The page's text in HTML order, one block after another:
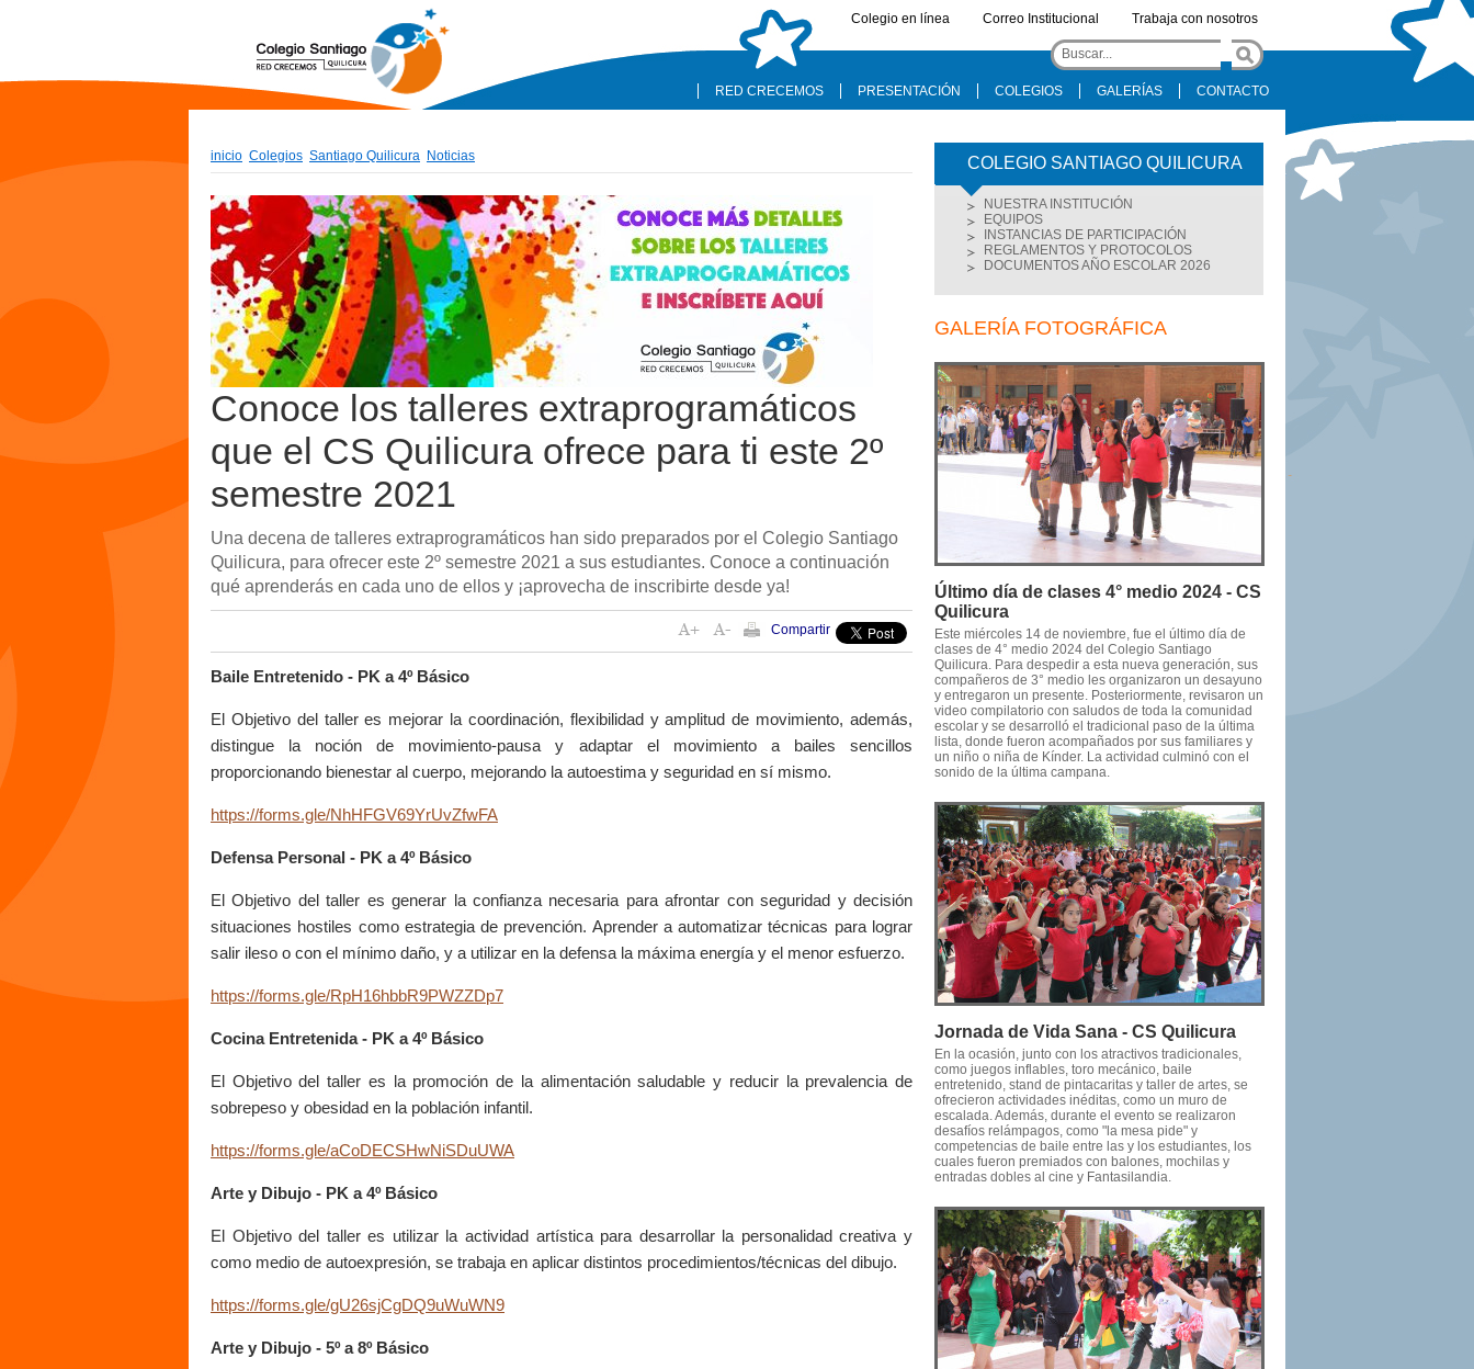
Colegio en línea Correo Institucional Trabaja con nosotros
RED CRECEMOS PRESENTACIÓN COLEGIOS GALERÍAS CONTACTO
inicio Colegios Santiago Quilicura Noticias
Conoce los talleres extraprogramáticos
que el CS Quilicura ofrece para ti este 2º
semestre 2021
Una decena de talleres extraprogramáticos han sido preparados por el Colegio Santiago
Quilicura, para ofrecer este 2º semestre 2021 a sus estudiantes. Conoce a continuación
qué aprenderás en cada uno de ellos y ¡aprovecha de inscribirte desde ya!
Compartir
Baile Entretenido - PK a 4º Básico
El Objetivo del taller es mejorar la coordinación, flexibilidad y amplitud de movimiento, además,
distingue la noción de movimiento-pausa y adaptar el movimiento a bailes sencillos
proporcionando bienestar al cuerpo, mejorando la autoestima y seguridad en sí mismo.
https://forms.gle/NhHFGV69YrUvZfwFA
Defensa Personal - PK a 4º Básico
El Objetivo del taller es generar la confianza necesaria para afrontar con seguridad y decisión
situaciones hostiles como estrategia de prevención. Aprender a automatizar técnicas para lograr
salir ileso o con el mínimo daño, y a utilizar en la defensa la máxima energía y el menor esfuerzo.
https://forms.gle/RpH16hbbR9PWZZDp7
Cocina Entretenida - PK a 4º Básico
El Objetivo del taller es la promoción de la alimentación saludable y reducir la prevalencia de
sobrepeso y obesidad en la población infantil.
https://forms.gle/aCoDECSHwNiSDuUWA
Arte y Dibujo - PK a 4º Básico
El Objetivo del taller es utilizar la actividad artística para desarrollar la personalidad creativa y
como medio de autoexpresión, se trabaja en aplicar distintos procedimientos/técnicas del dibujo.
https://forms.gle/gU26sjCgDQ9uWuWN9
Arte y Dibujo - 5º a 8º Básico
COLEGIO SANTIAGO QUILICURA
NUESTRA INSTITUCIÓN
EQUIPOS
INSTANCIAS DE PARTICIPACIÓN
REGLAMENTOS Y PROTOCOLOS
DOCUMENTOS AÑO ESCOLAR 2026
GALERÍA FOTOGRÁFICA
Último día de clases 4° medio 2024 - CS
Quilicura
Este miércoles 14 de noviembre, fue el último día de
clases de 4° medio 2024 del Colegio Santiago
Quilicura. Para despedir a esta nueva generación, sus
compañeros de 3° medio les organizaron un desayuno
y entregaron un presente. Posteriormente, revisaron un
video compilatorio con saludos de toda la comunidad
escolar y se desarrolló el tradicional paso de la última
lista, donde fueron acompañados por sus familiares y
un niño o niña de Kínder. La actividad culminó con el
sonido de la última campana.
Jornada de Vida Sana - CS Quilicura
En la ocasión, junto con los atractivos tradicionales,
como juegos inflables, toro mecánico, baile
entretenido, stand de pintacaritas y taller de artes, se
ofrecieron actividades inéditas, como un muro de
escalada. Además, durante el evento se realizaron
desafíos relámpagos, como "la mesa pide" y
competencias de baile entre las y los estudiantes, los
cuales fueron premiados con balones, mochilas y
entradas dobles al cine y Fantasilandia.